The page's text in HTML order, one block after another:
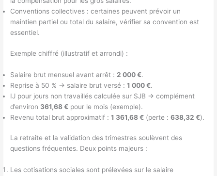
Conventions collectives : certaines peuvent prévoir un
maintien partiel ou total du salaire, vérifier sa convention est
essentiel.
Exemple chiffré (illustratif et arrondi) :
Salaire brut mensuel avant arrêt : 2 000 €.
Reprise à 50 % → salaire brut versé :1 000 €.
IJ pour jours non travaillés calculée sur SJB → complément
d’environ 361,68 € pour le mois (exemple).
Revenu total brut approximatif :1 361,68 € (perte :638,32 €).
La retraite et la validation des trimestres soulèvent des
questions fréquentes. Deux points majeurs :
Les cotisations sociales sont prélevées sur le salaire